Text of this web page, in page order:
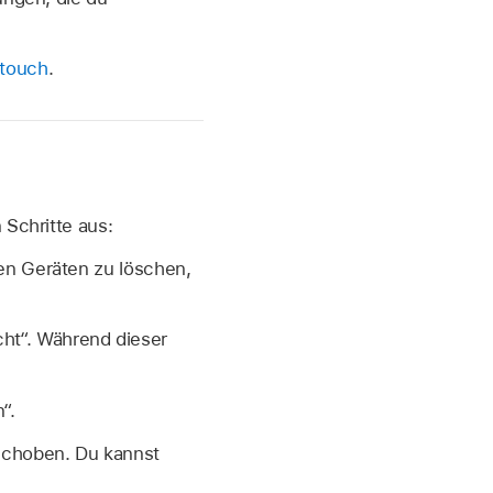
.
Schritte aus:
Geräten zu löschen,
Während dieser
Du kannst